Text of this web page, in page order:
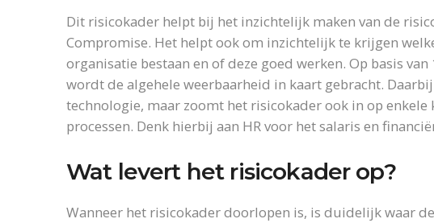
Dit risicokader helpt bij het inzichtelijk maken van de
Compromise. Het helpt ook om inzichtelijk te krijgen
organisatie bestaan en of deze goed werken. Op basis
wordt de algehele weerbaarheid in kaart gebracht.
technologie, maar zoomt het risicokader ook in op enkele
processen. Denk hierbij aan HR voor het salaris en
Wat levert het risicokader op?
Wanneer het risicokader doorlopen is, is duidelijk waar